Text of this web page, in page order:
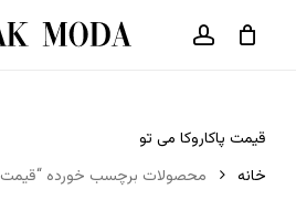
حساب کاربری
سبد خرید
قیمت پاکاروکا می تو
خانه
محصولات برچسب خورده “قیمت
بستن